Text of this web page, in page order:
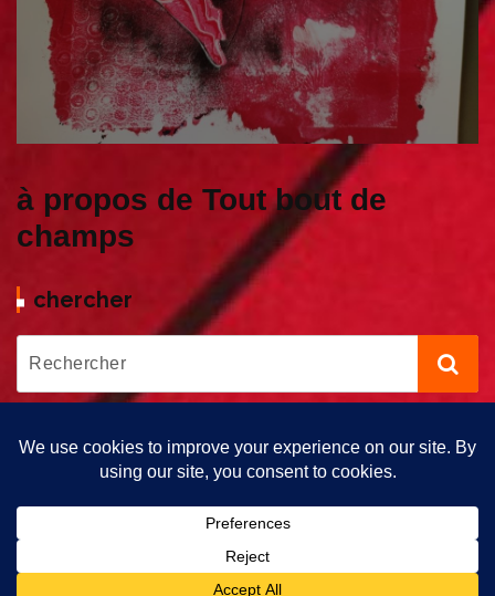
à propos de Tout bout de
champs
chercher
Copyright © 2026 Tout bout de Champs | Propulsé par Tout Bout
de Champs